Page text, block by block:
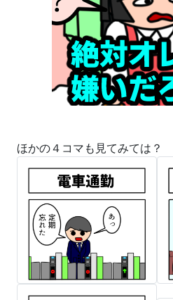
ほかの４コマも見てみては？